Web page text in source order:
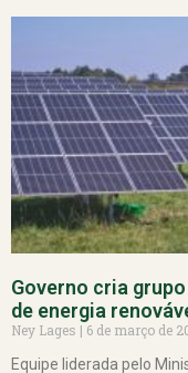
Governo cria
de energia
Ney Lages
6 de março de
Equipe liderada pelo